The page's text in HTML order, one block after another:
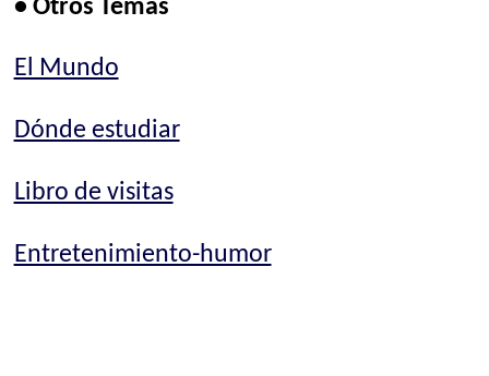
• Otros Temas
El Mundo
Dónde estudiar
Libro de visitas
Entretenimiento-humor